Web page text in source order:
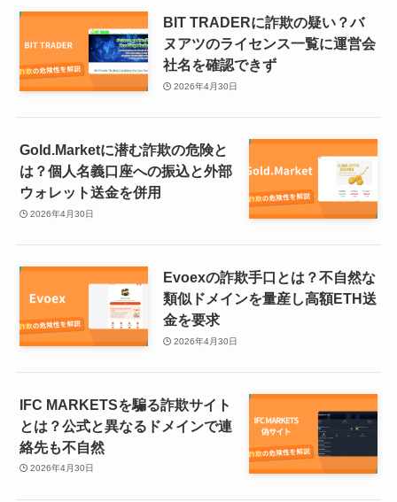
BIT TRADERに詐欺の疑い？バ
ヌアツのライセンス一覧に運営会
社名を確認できず
2026年4月30日
Gold.Marketに潜む詐欺の危険と
は？個人名義口座への振込と外部
ウォレット送金を併用
2026年4月30日
Evoexの詐欺手口とは？不自然な
類似ドメインを量産し高額ETH送
金を要求
2026年4月30日
IFC MARKETSを騙る詐欺サイト
とは？公式と異なるドメインで連
絡先も不自然
2026年4月30日